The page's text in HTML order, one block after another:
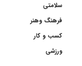
سلامتی
فرهنگ وهنر
کسب و کار
ورزشی